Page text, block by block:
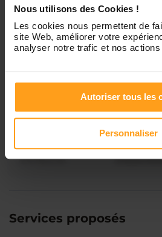
Nous utilisons des Cookies !
Les cookies nous permettent de
site Web, améliorer votre
analyser notre trafic et nos
Autoriser tous les
Personnaliser
Mercredi
Jeudi
Vendredi
Samedi
Dimanche
Vous souhaitez
disponibilités de
Services proposés